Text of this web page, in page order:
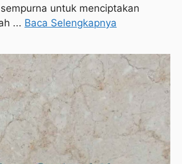
untuk menciptakan
... Baca Selengkapnya